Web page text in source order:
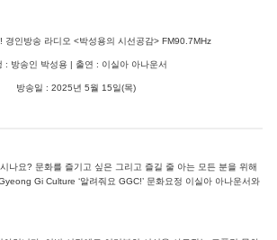
경인방송 라디오 <박성용의 시선공감> FM90.7MHz
: 방송인 박성용 | 출연 : 이실아 아나운서
방송일 : 2025년 5월 15일(목)
나요? 문화를 즐기고 싶은 그리고 즐길 줄 아는 모든 분을 위해
Gi Culture ‘알려줘요 GGC!’ 문화요정 이실아 아나운서와